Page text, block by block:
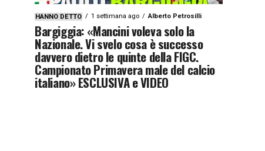
HANNO DETTO 1 settimana ago Alberto Petrosilli
Bargiggia: «Mancini voleva solo la
Nazionale. Vi svelo cosa è successo
davvero dietro le quinte della FIGC.
Campionato Primavera male del calcio
italiano» ESCLUSIVA e VIDEO